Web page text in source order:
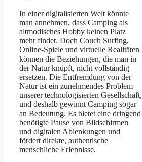
In einer digitalisierten Welt könnte
man annehmen, dass Camping als
altmodisches Hobby keinen Platz
mehr findet. Doch Couch Surfing,
Online-Spiele und virtuelle Realitäten
können die Beziehungen, die man in
der Natur knüpft, nicht vollständig
ersetzen. Die Entfremdung von der
Natur ist ein zunehmendes Problem
unserer technologisierten Gesellschaft,
und deshalb gewinnt Camping sogar
an Bedeutung. Es bietet eine dringend
benötigte Pause von Bildschirmen
und digitalen Ablenkungen und
fördert direkte, authentische
menschliche Erlebnisse.